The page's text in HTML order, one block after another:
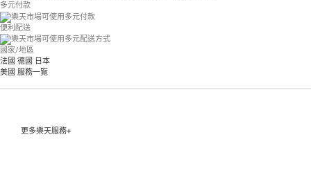
多元付款
便利配送
國家/地區
法國 德國 日本
美國 服務一覽
更多樂天服務+